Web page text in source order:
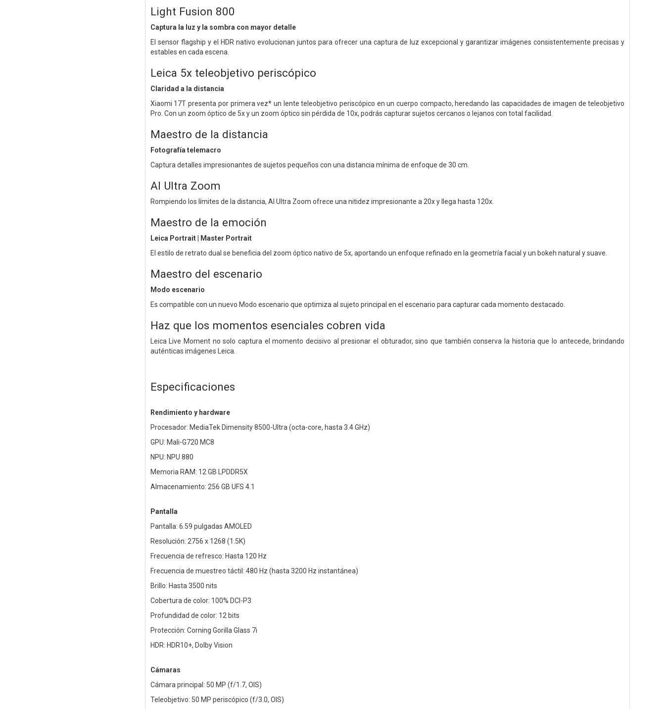
Light Fusion 800
Captura la luz y la sombra con mayor detalle
El sensor flagship y el HDR nativo evolucionan juntos para ofrecer una captura de luz excepcional y garantizar imágenes consistentemente precisas y
estables en cada escena.
Leica 5x teleobjetivo periscópico
Claridad a la distancia
Xiaomi 17T presenta por primera vez* un lente teleobjetivo periscópico en un cuerpo compacto, heredando las capacidades de imagen de teleobjetivo
Pro. Con un zoom óptico de 5x y un zoom óptico sin pérdida de 10x, podrás capturar sujetos cercanos o lejanos con total facilidad.
Maestro de la distancia
Fotografía telemacro
Captura detalles impresionantes de sujetos pequeños con una distancia mínima de enfoque de 30 cm.
AI Ultra Zoom
Rompiendo los límites de la distancia, AI Ultra Zoom ofrece una nitidez impresionante a 20x y llega hasta 120x.
Maestro de la emoción
Leica Portrait | Master Portrait
El estilo de retrato dual se beneficia del zoom óptico nativo de 5x, aportando un enfoque refinado en la geometría facial y un bokeh natural y suave.
Maestro del escenario
Modo escenario
Es compatible con un nuevo Modo escenario que optimiza al sujeto principal en el escenario para capturar cada momento destacado.
Haz que los momentos esenciales cobren vida
Leica Live Moment no solo captura el momento decisivo al presionar el obturador, sino que también conserva la historia que lo antecede, brindando
auténticas imágenes Leica.
Especificaciones
Rendimiento y hardware
Procesador: MediaTek Dimensity 8500-Ultra (octa-core, hasta 3.4 GHz)
GPU: Mali-G720 MC8
NPU: NPU 880
Memoria RAM: 12 GB LPDDR5X
Almacenamiento: 256 GB UFS 4.1
Pantalla
Pantalla: 6.59 pulgadas AMOLED
Resolución: 2756 x 1268 (1.5K)
Frecuencia de refresco: Hasta 120 Hz
Frecuencia de muestreo táctil: 480 Hz (hasta 3200 Hz instantánea)
Brillo: Hasta 3500 nits
Cobertura de color: 100% DCI-P3
Profundidad de color: 12 bits
Protección: Corning Gorilla Glass 7i
HDR: HDR10+, Dolby Vision
Cámaras
Cámara principal: 50 MP (f/1.7, OIS)
Teleobjetivo: 50 MP periscópico (f/3.0, OIS)